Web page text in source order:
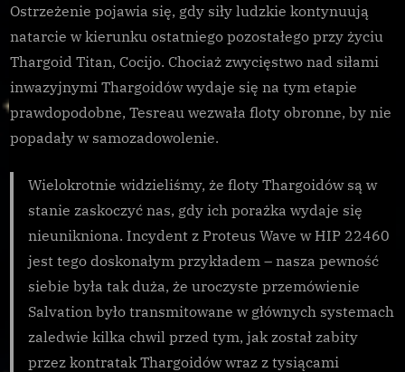
sił
anty-
Xeno
Ostrzeżenie pojawia się, gdy siły ludzkie kontynuują
natarcie w kierunku ostatniego pozostałego przy życiu
Thargoid Titan, Cocijo. Chociaż zwycięstwo nad siłami
inwazyjnymi Thargoidów wydaje się na tym etapie
prawdopodobne, Tesreau wezwała floty obronne, by nie
popadały w samozadowolenie.
Wielokrotnie widzieliśmy, że floty Thargoidów są w
stanie zaskoczyć nas, gdy ich porażka wydaje się
nieunikniona. Incydent z Proteus Wave w HIP 22460
jest tego doskonałym przykładem – nasza pewność
siebie była tak duża, że uroczyste przemówienie
Salvation było transmitowane w głównych systemach
zaledwie kilka chwil przed tym, jak został zabity
przez kontratak Thargoidów wraz z tysiącami